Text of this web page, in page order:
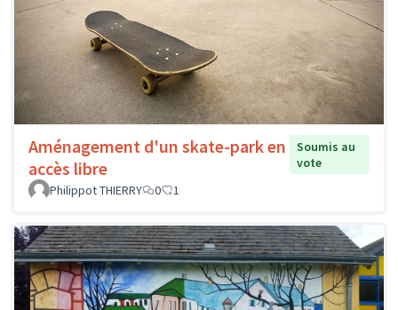
Aménagement d'un skate-park en
accès libre
Soumis au
vote
Philippot THIERRY
0 1